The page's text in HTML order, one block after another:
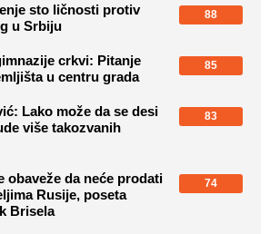
sto ličnosti protiv
u Srbiju
88
crkvi: Pitanje
u centru grada
85
Lako može da se desi
više takozvanih
83
obaveže da neće prodati
Rusije, poseta
Brisela
74